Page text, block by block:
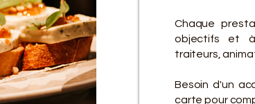
Chaque
objectifs et à
traiteurs,
Besoin d'un
carte pour